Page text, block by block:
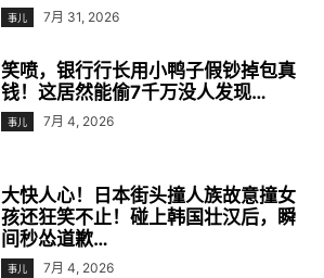
事儿 7月 31, 2026
笑喷，银行行长用小鸭子假钞掉包真
钱！这居然能偷7千万没人发现…
事儿 7月 4, 2026
大快人心！日本街头撞人族故意撞女
孩还狂笑不止！碰上韩国壮汉后，瞬
间秒怂道歉…
事儿 7月 4, 2026